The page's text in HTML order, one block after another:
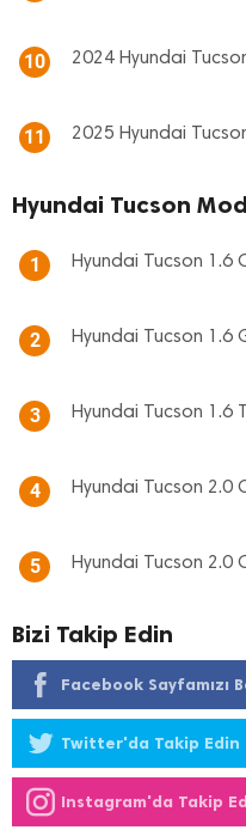
10 2024 Hyundai
11 2025 Hyundai
Hyundai Tucson
1 Hyundai Tucson 1.6
2 Hyundai Tucson 1.6
3 Hyundai Tucson 1.6
4 Hyundai Tucson 2.0
5 Hyundai Tucson 2.0
Bizi Takip Edin
Facebook Sayfamızı
Twitter'da Takip Edin
Instagram'da Takip